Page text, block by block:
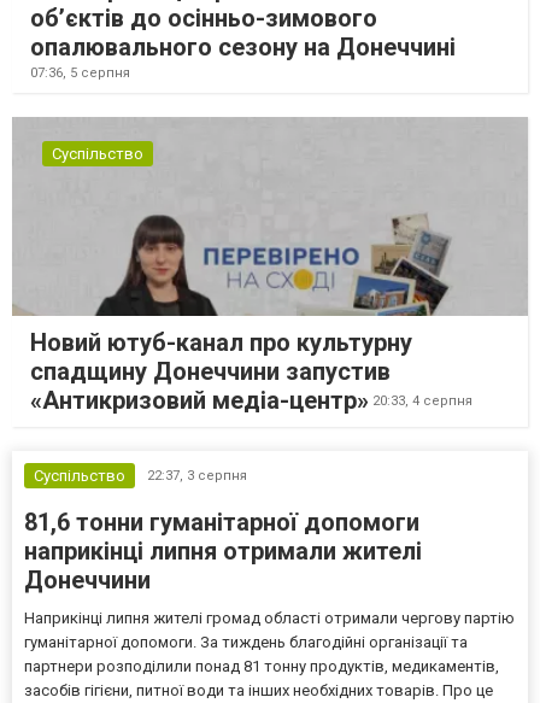
об’єктів до осінньо-зимового
опалювального сезону на Донеччині
07:36, 5 серпня
Суспільство
Новий ютуб-канал про культурну
спадщину Донеччини запустив
«Антикризовий медіа-центр» 20:33, 4 серпня
Суспільство 22:37, 3 серпня
81,6 тонни гуманітарної допомоги
наприкінці липня отримали жителі
Донеччини
Наприкінці липня жителі громад області отримали чергову партію
гуманітарної допомоги. За тиждень благодійні організації та
партнери розподілили понад 81 тонну продуктів, медикаментів,
засобів гігієни, питної води та інших необхідних товарів. Про це